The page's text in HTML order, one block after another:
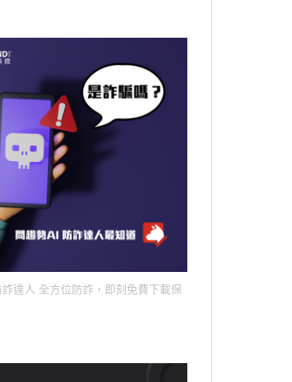
達人 全方位防詐，即刻免費下載保